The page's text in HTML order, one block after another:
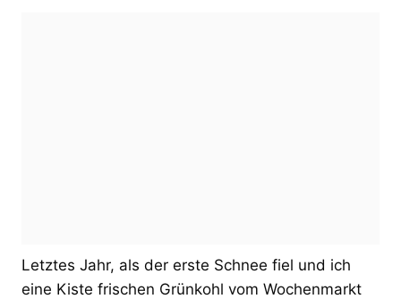
Letztes Jahr, als der erste Schnee fiel und ich
eine Kiste frischen Grünkohl vom Wochenmarkt